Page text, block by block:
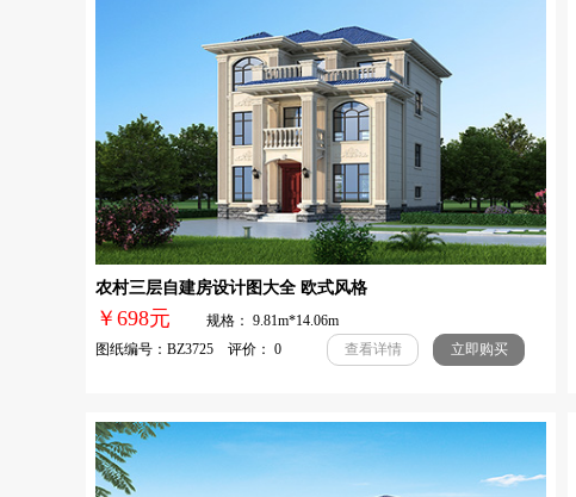
农村三层自建房设计图大全 欧式风格
￥698元
规格： 9.81m*14.06m
图纸编号：BZ3725 评价： 0
查看详情 立即购买